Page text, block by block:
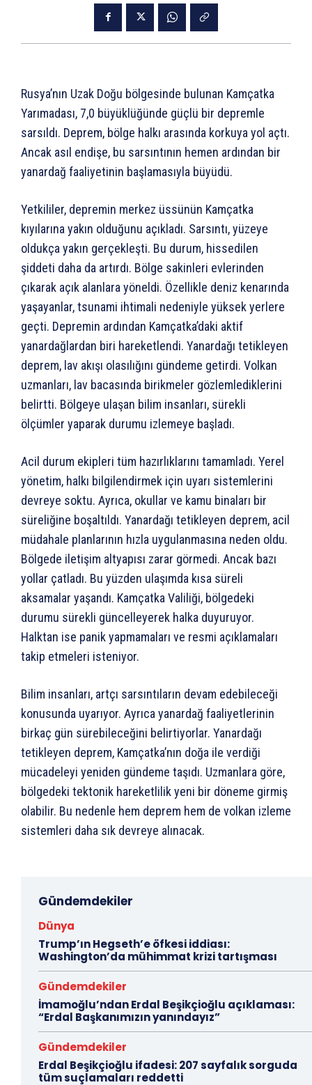
Rusya’nın Uzak Doğu bölgesinde bulunan Kamçatka
Yarımadası, 7,0 büyüklüğünde güçlü bir depremle
sarsıldı. Deprem, bölge halkı arasında korkuya yol açtı.
Ancak asıl endişe, bu sarsıntının hemen ardından bir
yanardağ faaliyetinin başlamasıyla büyüdü.
Yetkililer, depremin merkez üssünün Kamçatka
kıyılarına yakın olduğunu açıkladı. Sarsıntı, yüzeye
oldukça yakın gerçekleşti. Bu durum, hissedilen
şiddeti daha da artırdı. Bölge sakinleri evlerinden
çıkarak açık alanlara yöneldi. Özellikle deniz kenarında
yaşayanlar, tsunami ihtimali nedeniyle yüksek yerlere
geçti. Depremin ardından Kamçatka’daki aktif
yanardağlardan biri hareketlendi. Yanardağı tetikleyen
deprem, lav akışı olasılığını gündeme getirdi. Volkan
uzmanları, lav bacasında birikmeler gözlemlediklerini
belirtti. Bölgeye ulaşan bilim insanları, sürekli
ölçümler yaparak durumu izlemeye başladı.
Acil durum ekipleri tüm hazırlıklarını tamamladı. Yerel
yönetim, halkı bilgilendirmek için uyarı sistemlerini
devreye soktu. Ayrıca, okullar ve kamu binaları bir
süreliğine boşaltıldı. Yanardağı tetikleyen deprem, acil
müdahale planlarının hızla uygulanmasına neden oldu.
Bölgede iletişim altyapısı zarar görmedi. Ancak bazı
yollar çatladı. Bu yüzden ulaşımda kısa süreli
aksamalar yaşandı. Kamçatka Valiliği, bölgedeki
durumu sürekli güncelleyerek halka duyuruyor.
Halktan ise panik yapmamaları ve resmi açıklamaları
takip etmeleri isteniyor.
Bilim insanları, artçı sarsıntıların devam edebileceği
konusunda uyarıyor. Ayrıca yanardağ faaliyetlerinin
birkaç gün sürebileceğini belirtiyorlar. Yanardağı
tetikleyen deprem, Kamçatka’nın doğa ile verdiği
mücadeleyi yeniden gündeme taşıdı. Uzmanlara göre,
bölgedeki tektonik hareketlilik yeni bir döneme girmiş
olabilir. Bu nedenle hem deprem hem de volkan izleme
sistemleri daha sık devreye alınacak.
Gündemdekiler
Dünya
Trump’ın Hegseth’e öfkesi iddiası:
Washington’da mühimmat krizi tartışması
Gündemdekiler
İmamoğlu’ndan Erdal Beşikçioğlu açıklaması:
“Erdal Başkanımızın yanındayız”
Gündemdekiler
Erdal Beşikçioğlu ifadesi: 207 sayfalık sorguda
tüm suçlamaları reddetti